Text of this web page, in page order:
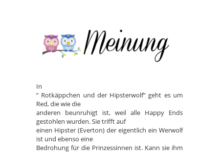
In
“ Rotkäppchen und der Hipsterwolf“ geht es um
Red, die wie die
anderen beunruhigt ist, weil alle Happy Ends
gestohlen wurden. Sie trifft auf
einen Hipster (Everton) der eigentlich ein Werwolf
ist und ebenso eine
Bedrohung für die Prinzessinnen ist. Kann sie ihm